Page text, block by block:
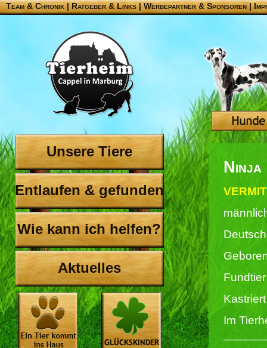
Team & Chronik |Ratgeber & Links|Werbepartner & Sponsoren|
Unsere Tiere
Entlaufen & gefunden
Wie kann ich helfen?
Aktuelles
Ninja
Fundtier
Im